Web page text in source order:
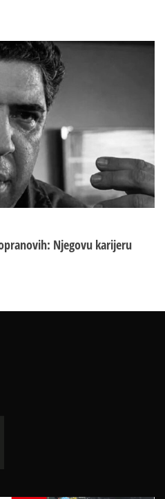
Njegovu karijeru